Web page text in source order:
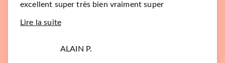
excellent super très bien vraiment super
Lire la suite
ALAIN P.